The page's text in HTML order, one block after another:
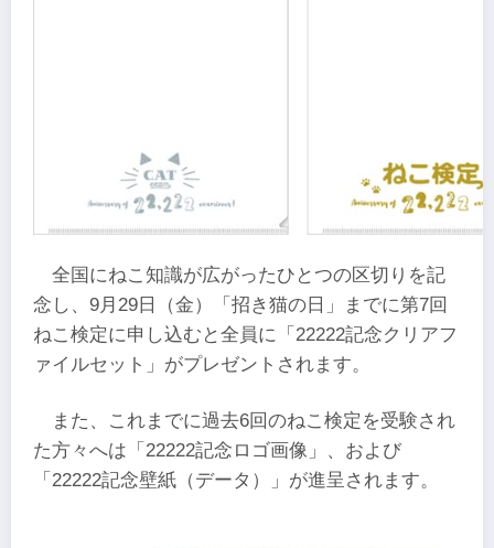
全国にねこ知識が広がったひとつの区切りを記
念し、9月29日（金）「招き猫の日」までに第7回
ねこ検定に申し込むと全員に「22222記念クリアフ
ァイルセット」がプレゼントされます。
また、これまでに過去6回のねこ検定を受験され
た方々へは「22222記念ロゴ画像」、および
「22222記念壁紙（データ）」が進呈されます。